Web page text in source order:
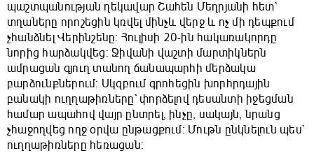
պաշտպանության ղեկավար Շահեն Մեղրյանի հետ`
տղաները որոշեցին կռվել մինչև վերջ և ոչ մի դեպքում
չհանձնել Վերինշենը: Հուլիսի 20-ին հակառակորդը
նորից հարձակվեց: Ջիվանի վաշտի մարտիկներն
ամրացան գյուղ տանող ճանապարհի մերձակա
բարձունքներում: Սկզբում գրոհեցին խորհրդային
բանակի ուղղաթիռները` փորձելով դեսանտի իջեցման
համար ապահով վայր ընտրել, ինչը, սակայն, նրանց
չհաջողվեց ողջ օրվա ընթացքում: Մութն ընկնելուն պես`
ուղղաթիռները հեռացան: